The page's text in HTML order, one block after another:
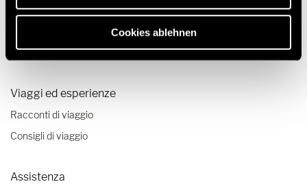
Cookies ablehnen
Furgone camperizzato
Tecnologia & innovazione
Configuratore autocaravan e furgone camperizzato
Viaggi ed esperienze
Racconti di viaggio
Consigli di viaggio
Assistenza